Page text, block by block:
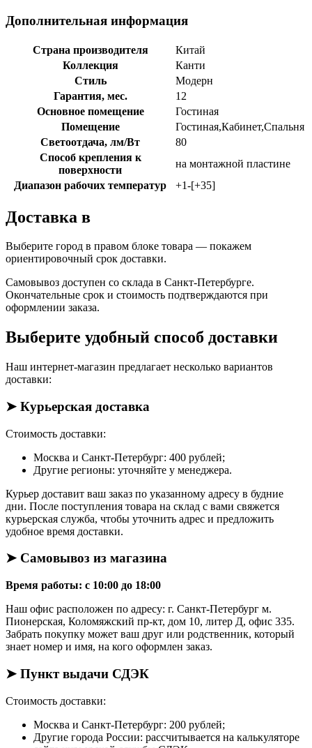
Дополнительная информация
Страна производителя
Китай
Коллекция
Канти
Стиль
Модерн
Гарантия, мес.
12
Основное помещение
Гостиная
Помещение
Гостиная,Кабинет,Спальня
Светоотдача, лм/Вт
80
Способ крепления к
поверхности
на монтажной пластине
Диапазон рабочих температур
+1-[+35]
Доставка в
Выберите город в правом блоке товара — покажем
ориентировочный срок доставки.
Самовывоз доступен со склада в Санкт-Петербурге.
Окончательные срок и стоимость подтверждаются при
оформлении заказа.
Выберите удобный способ доставки
Наш интернет-магазин предлагает несколько вариантов
доставки:
➤ Курьерская доставка
Стоимость доставки:
Москва и Санкт-Петербург: 400 рублей;
Другие регионы: уточняйте у менеджера.
Курьер доставит ваш заказ по указанному адресу в будние
дни. После поступления товара на склад с вами свяжется
курьерская служба, чтобы уточнить адрес и предложить
удобное время доставки.
➤ Самовывоз из магазина
Время работы: с 10:00 до 18:00
Наш офис расположен по адресу: г. Санкт-Петербург м.
Пионерская, Коломяжский пр-кт, дом 10, литер Д, офис 335.
Забрать покупку может ваш друг или родственник, который
знает номер и имя, на кого оформлен заказ.
➤ Пункт выдачи СДЭК
Стоимость доставки:
Москва и Санкт-Петербург: 200 рублей;
Другие города России: рассчитывается на калькуляторе